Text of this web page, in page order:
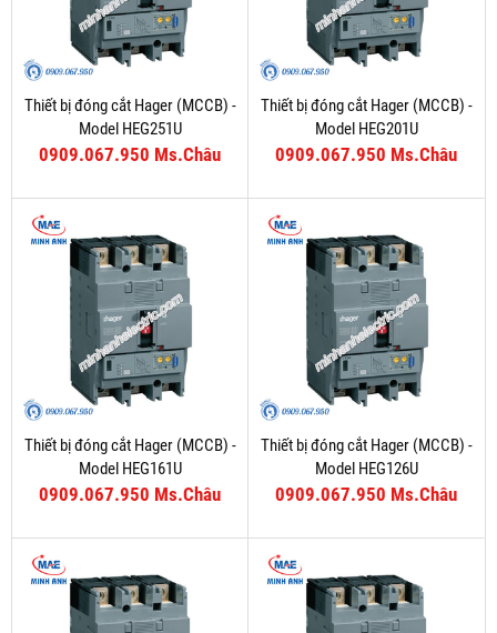
Thiết bị đóng cắt Hager (MCCB) -
Model HEG251U
0909.067.950 Ms.Châu
Thiết bị đóng cắt Hager (MCCB) -
Model HEG201U
0909.067.950 Ms.Châu
Thiết bị đóng cắt Hager (MCCB) -
Model HEG161U
0909.067.950 Ms.Châu
Thiết bị đóng cắt Hager (MCCB) -
Model HEG126U
0909.067.950 Ms.Châu